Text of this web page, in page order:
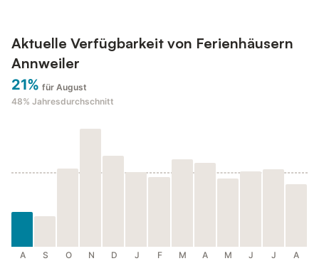
Aktuelle Verfügbarkeit von Ferienhäusern
Annweiler
21% für August
48% Jahresdurchschnitt
A S O N D J F M A M J J A